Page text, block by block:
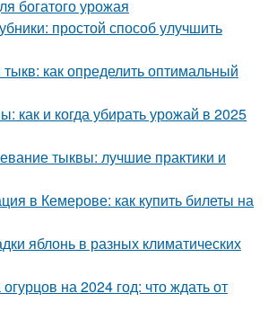
богатого урожая
простой способ улучшить
как определить оптимальный
как и когда убирать урожай в 2025
тыквы: лучшие практики и
в Кемерове: как купить билеты на
яблонь в разных климатических
на 2024 год: что ждать от